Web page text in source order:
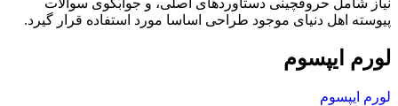
نیاز شامل حروفچینی دستاوردهای اصلی، و جوابگوی سوالات
پیوسته اهل دنیای موجود طراحی اساسا مورد استفاده قرار گیرد.
لورم ایپسوم
لورم ایپسوم